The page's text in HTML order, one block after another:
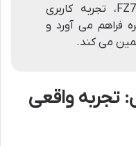
در سرخ کن تفال FZ711867، تجربه کاربری
فراهم می آورد و
می کند.
تجربه واقعی